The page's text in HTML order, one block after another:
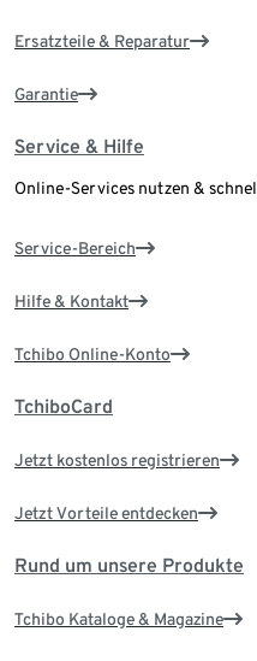
Ersatzteile & Reparatur
Garantie
Service & Hilfe
Online-Services nutzen &
Service-Bereich
Hilfe & Kontakt
Tchibo Online-Konto
TchiboCard
Jetzt kostenlos registrieren
Jetzt Vorteile entdecken
Rund um unsere Produkte
Tchibo Kataloge & Magazine